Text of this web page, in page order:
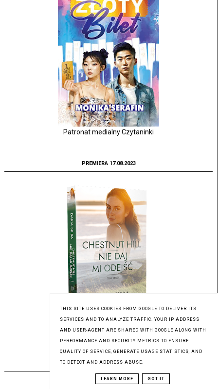
Patronat medialny Czytaninki
PREMIERA 17.08.2023
Patronat medialny Czytaninki
PREMIERA 03.08.2023
THIS SITE USES COOKIES FROM GOOGLE TO DELIVER ITS
SERVICES AND TO ANALYZE TRAFFIC. YOUR IP ADDRESS
AND USER-AGENT ARE SHARED WITH GOOGLE ALONG WITH
PERFORMANCE AND SECURITY METRICS TO ENSURE
QUALITY OF SERVICE, GENERATE USAGE STATISTICS, AND
TO DETECT AND ADDRESS ABUSE.
LEARN MORE GOT IT